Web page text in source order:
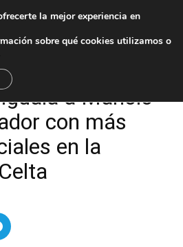
a Manolo
con más
en la
la mejor experiencia en
sobre qué cookies utilizamos o